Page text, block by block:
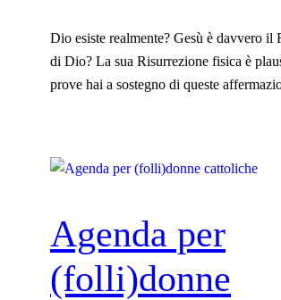
Dio esiste realmente? Gesù è davvero il
di Dio? La sua Risurrezione fisica è
prove hai a sostegno di queste
Agenda per
(folli)donne